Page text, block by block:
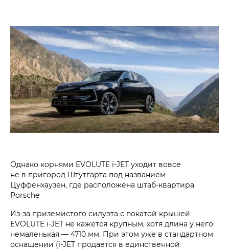
Однако корнями EVOLUTE i‑JET уходит вовсе
не в пригород Штутгарта под названием
Цуффенхаузен, где расположена штаб-квартира
Porsche
Из-за приземистого силуэта с покатой крышей
EVOLUTE i‑JET не кажется крупным, хотя длина у него
немаленькая — 4710 мм. При этом уже в стандартном
оснащении (i‑JET продается в единственной